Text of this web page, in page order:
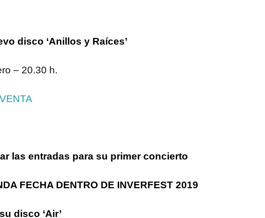
disco ‘Anillos y Raíces’
– 20.30 h.
las entradas para su primer concierto
FECHA DENTRO DE INVERFEST 2019
disco ‘Air’